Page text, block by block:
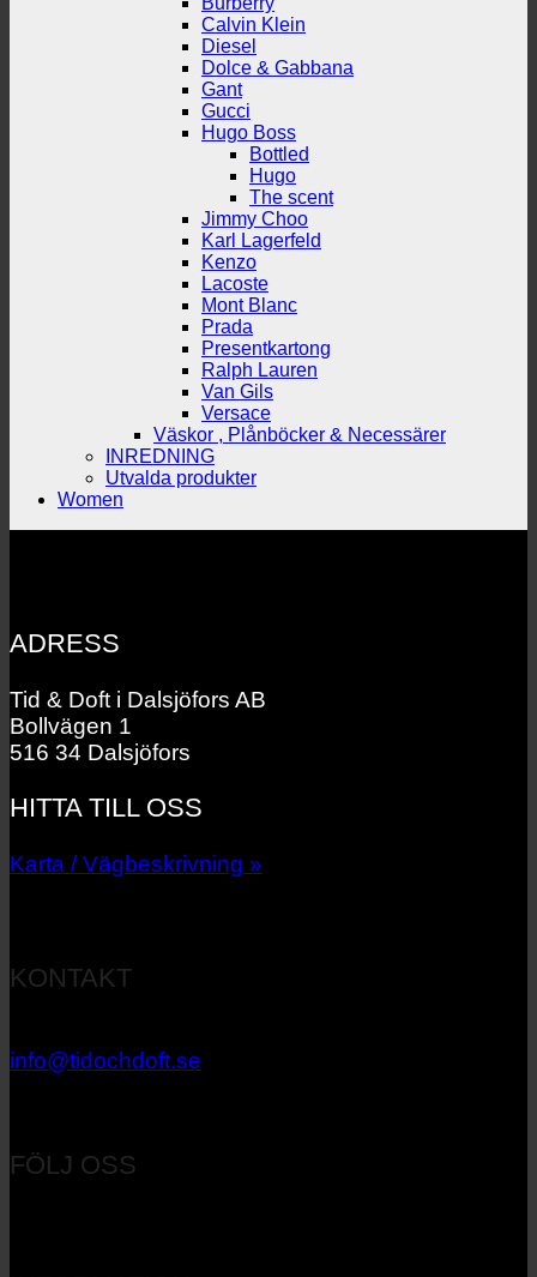
Calvin Klein
Diesel
Dolce & Gabbana
Gant
Gucci
Hugo Boss
Bottled
Hugo
The scent
Jimmy Choo
Karl Lagerfeld
Kenzo
Lacoste
Mont Blanc
Prada
Presentkartong
Ralph Lauren
Van Gils
Versace
Väskor , Plånböcker & Necessärer
INREDNING
Utvalda produkter
Women
ADRESS
Tid & Doft i Dalsjöfors AB
Bollvägen 1
516 34 Dalsjöfors
HITTA TILL OSS
Karta / Vägbeskrivning »
KONTAKT
info@tidochdoft.se
FÖLJ OSS